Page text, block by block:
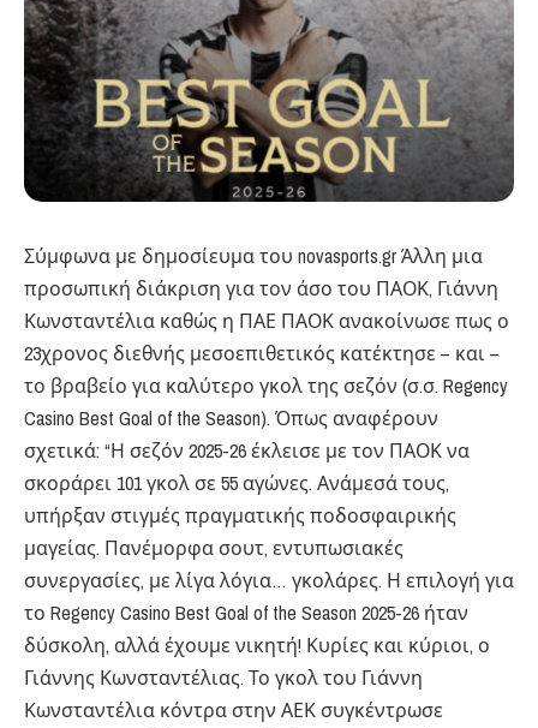
Σύμφωνα με δημοσίευμα του novasports.gr Άλλη μια
προσωπική διάκριση για τον άσο του ΠΑΟΚ, Γιάννη
Κωνσταντέλια καθώς η ΠΑΕ ΠΑΟΚ ανακοίνωσε πως ο
23χρονος διεθνής μεσοεπιθετικός κατέκτησε – και –
το βραβείο για καλύτερο γκολ της σεζόν (σ.σ. Regency
Casino Best Goal of the Season). Όπως αναφέρουν
σχετικά: “Η σεζόν 2025-26 έκλεισε με τον ΠΑΟΚ να
σκοράρει 101 γκολ σε 55 αγώνες. Ανάμεσά τους,
υπήρξαν στιγμές πραγματικής ποδοσφαιρικής
μαγείας. Πανέμορφα σουτ, εντυπωσιακές
συνεργασίες, με λίγα λόγια… γκολάρες. Η επιλογή για
το Regency Casino Best Goal of the Season 2025-26 ήταν
δύσκολη, αλλά έχουμε νικητή! Κυρίες και κύριοι, ο
Γιάννης Κωνσταντέλιας. Το γκολ του Γιάννη
Κωνσταντέλια κόντρα στην ΑΕΚ συγκέντρωσε